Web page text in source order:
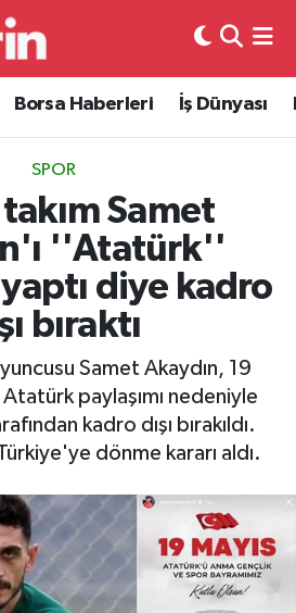
Borsa Haberleri İş Dünyası
SPOR
Samet
''Atatürk''
yaptı diye kadro
bıraktı
Samet Akaydın, 19
Atatürk paylaşımı nedeniyle
kadro dışı bırakıldı.
dönme kararı aldı.
ve Fikstür